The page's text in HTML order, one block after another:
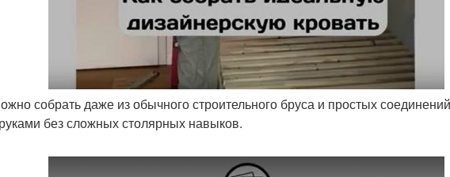
собрать даже из обычного строительного бруса и простых
без сложных столярных навыков.